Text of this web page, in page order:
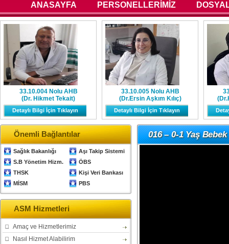
ANASAYFA PERSONELLERİMİZ
33.10.004 Nolu AHB
(Dr. Hikmet Tekait)
Detaylı Bilgi İçin Tıklayın
33.10.005 Nolu AHB
(Dr.Ersin Aşkım Kılıç)
Detaylı Bilgi İçin Tıklayın
Önemli Bağlantılar
Sağlık Bakanlığı
Aşı Takip Sistemi
S.B Yönetim Hizm.
ÖBS
THSK
Kişi Veri Bankası
MİSM
PBS
ASM Hizmetleri
Amaç ve Hizmetlerimiz
Nasıl Hizmet Alabilirim
016 – 0-1 Yaş